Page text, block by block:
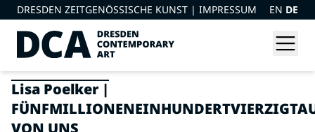
DRESDEN ZEITGENÖSSISCHE KUNST | IMPRESSUM EN DE
Lisa Poelker |
VON UNS